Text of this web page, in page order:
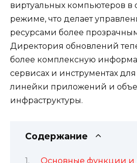
виртуальных компьютеров в
режиме, что делает
ресурсами более
Директория обновлений
более комплексную
сервисах и инструментах
линейки приложений и
инфраструктуры.
Содержание
Основные функции и